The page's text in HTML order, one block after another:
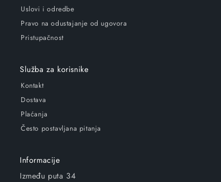
Uslovi i odredbe
Pravo na odustajanje od ugovora
Pristupačnost
Služba za korisnike
Kontakt
Dostava
Plaćanja
Često postavljana pitanja
Informacije
Između puta 34